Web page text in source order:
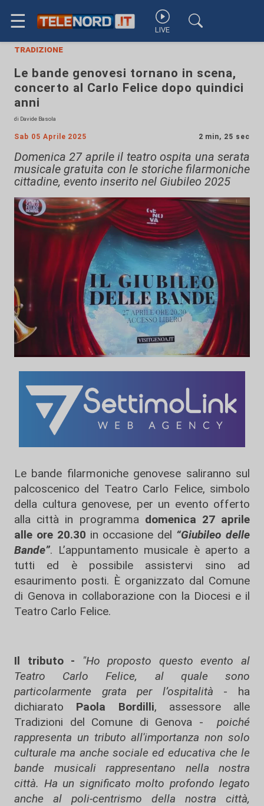
☰ LIVE
tradizione
Le bande genovesi tornano in scena,
concerto al Carlo Felice dopo quindici
anni
di Davide Basola
Sab 05 Aprile 2025 2 min, 25 sec
Domenica 27 aprile il teatro ospita una serata
musicale gratuita con le storiche filarmoniche
cittadine, evento inserito nel Giubileo 2025
Le bande filarmoniche genovese saliranno sul
palcoscenico del Teatro Carlo Felice, simbolo
della cultura genovese, per un evento offerto
alla città in programma domenica 27 aprile
alle ore 20.30 in occasione del “Giubileo delle
Bande”. L’appuntamento musicale è aperto a
tutti ed è possibile assistervi sino ad
esaurimento posti. È organizzato dal Comune
di Genova in collaborazione con la Diocesi e il
Teatro Carlo Felice.
Il tributo - "Ho proposto questo evento al
Teatro Carlo Felice, al quale sono
particolarmente grata per l’ospitalità - ha
dichiarato Paola Bordilli, assessore alle
Tradizioni del Comune di Genova - poiché
rappresenta un tributo all'importanza non solo
culturale ma anche sociale ed educativa che le
bande musicali rappresentano nella nostra
città. Ha un significato molto profondo legato
anche al poli-centrismo della nostra città,